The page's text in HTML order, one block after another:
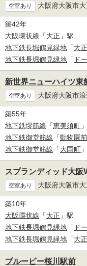
空室あり 大阪府大阪市
築42年
大阪環状線 「大正 」駅
地下鉄長堀鶴見緑地 「大正
地下鉄長堀鶴見緑地 「 ド
新世界ニューハイツ東
空室あり 大阪府大阪市
築55年
地下鉄堺筋線 「恵美須町
地下鉄御堂筋線 「動物園前
地下鉄御堂筋線 「大国町
スプランディッド大阪
空室あり 大阪府大阪市
築10年
大阪環状線 「大正 」駅
地下鉄長堀鶴見緑地 「 ド
地下鉄長堀鶴見緑地 「大正
ブルービー桜川駅前